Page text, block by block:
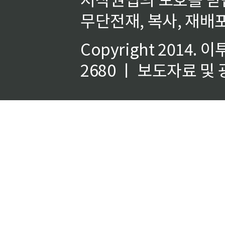
무단전재, 복사, 재배
Copyright 2014. 이
2680 ㅣ 보도자료